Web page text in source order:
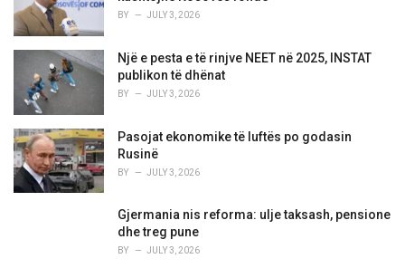
BY JULY 3, 2026
Një e pesta e të rinjve NEET në 2025, INSTAT
publikon të dhënat
BY JULY 3, 2026
Pasojat ekonomike të luftës po godasin
Rusinë
BY JULY 3, 2026
Gjermania nis reforma: ulje taksash, pensione
dhe treg pune
BY JULY 3, 2026